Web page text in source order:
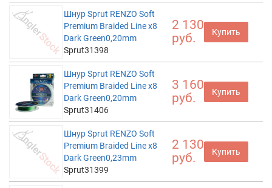
Шнур Sprut RENZO Soft
Premium Braided Line x8
Dark Green0,20mm
Sprut31398
2 130
руб.
Купить
Шнур Sprut RENZO Soft
Premium Braided Line x8
Dark Green0,20mm
Sprut31406
3 160
руб.
Купить
Шнур Sprut RENZO Soft
Premium Braided Line x8
Dark Green0,23mm
Sprut31399
2 130
руб.
Купить